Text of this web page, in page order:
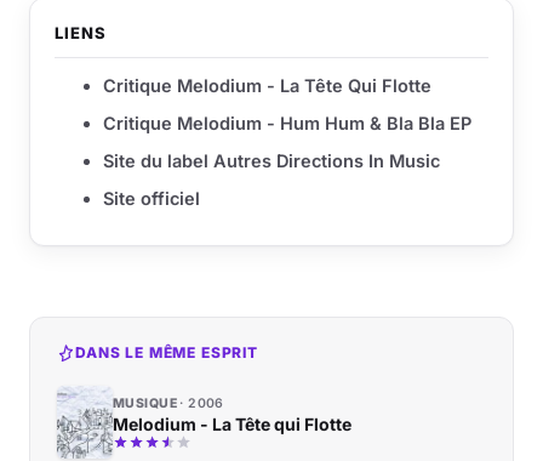
LIENS
Critique Melodium - La Tête Qui Flotte
Critique Melodium - Hum Hum & Bla Bla EP
Site du label Autres Directions In Music
Site officiel
DANS LE MÊME ESPRIT
MUSIQUE 2006
Melodium - La Tête qui Flotte